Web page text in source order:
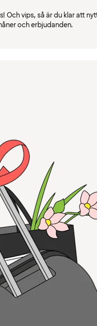
Och vips, så är du klar att
och erbjudanden.